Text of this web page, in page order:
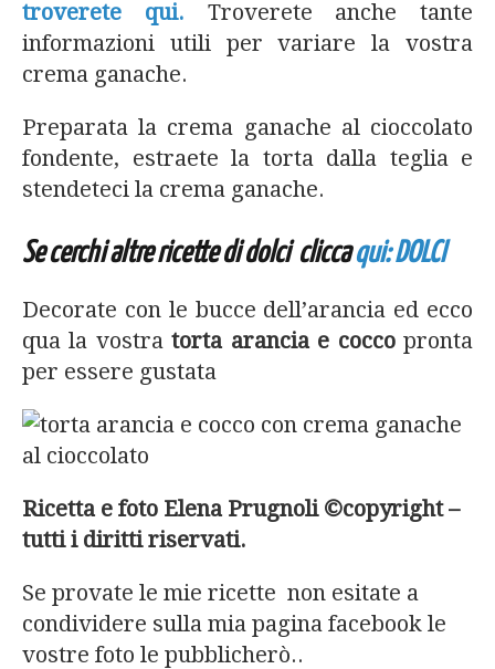
troverete qui. Troverete anche tante
informazioni utili per variare la vostra
crema ganache.
Preparata la crema ganache al cioccolato
fondente, estraete la torta dalla teglia e
stendeteci la crema ganache.
Se cerchi altre ricette di dolci cliccaqui: DOLCI
Decorate con le bucce dell’arancia ed ecco
qua la vostra torta arancia e coccopronta
per essere gustata
Ricetta e foto Elena Prugnoli ©copyright –
tutti i diritti riservati.
Se provate le mie ricette non esitate a
condividere sulla mia pagina facebook le
vostre foto le pubblicherò..